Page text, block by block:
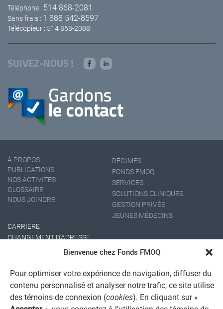
Bienvenue chez Fonds FMOQ
Pour optimiser votre expérience de navigation, diffuser du
contenu personnalisé et analyser notre trafic, ce site utilise
des témoins de connexion (cookies). En cliquant sur «
Téléphone : 514 868-2081
Sans frais : 1 888 542-8597
Télécopieur : 514 868-2088
SUIVEZ-NOUS !
À PROPOS
PUBLICATIONS
NOS ACTIVITÉS
GLOSSAIRE
NOUS JOINDRE
RÉGIMES
FONDS FMOQ
SERVICES
SOLUTIONS CLINIQUES
GESTION PRIVÉE
JEUNES MÉDECINS
CARRIÈRE
CHANGEMENT D'ADRESSE